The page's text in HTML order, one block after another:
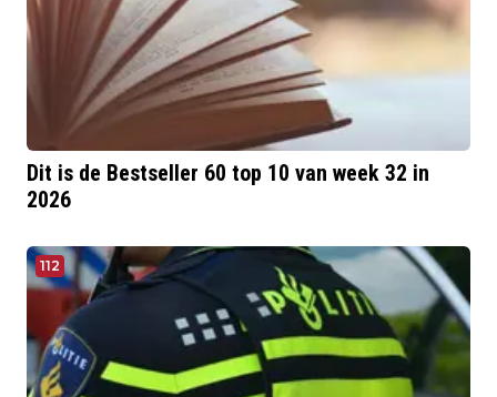
Dit is de Bestseller 60 top 10 van week 32 in
2026
112